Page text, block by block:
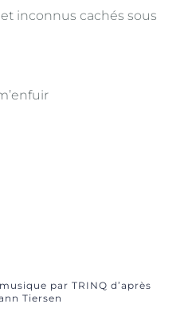
inconnus cachés sous
par TRINQ d’après
Tiersen